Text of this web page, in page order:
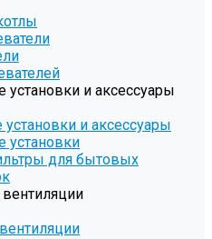
и аксессуары
и аксессуары
установки
для бытовых